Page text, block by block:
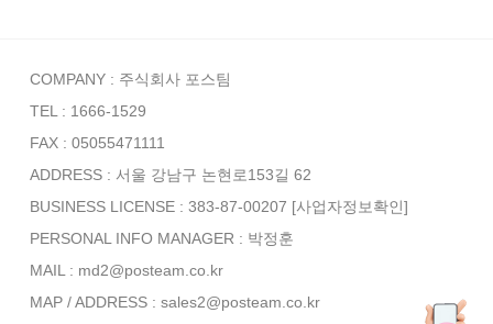
COMPANY : 주식회사 포스팀
TEL : 1666-1529
FAX : 05055471111
ADDRESS : 서울 강남구 논현로153길 62
BUSINESS LICENSE : 383-87-00207 [사업자정보확인]
PERSONAL INFO MANAGER : 박정훈
MAIL : md2@posteam.co.kr
MAP / ADDRESS : sales2@posteam.co.kr